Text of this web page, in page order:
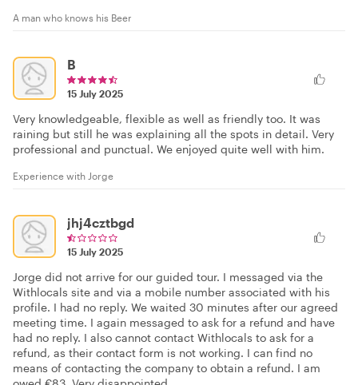
A man who knows his Beer
B
15 July 2025
Very knowledgeable, flexible as well as friendly too. It was
raining but still he was explaining all the spots in detail. Very
professional and punctual. We enjoyed quite well with him.
Experience with Jorge
jhj4cztbgd
15 July 2025
Jorge did not arrive for our guided tour. I messaged via the
Withlocals site and via a mobile number associated with his
profile. I had no reply. We waited 30 minutes after our agreed
meeting time. I again messaged to ask for a refund and have
had no reply. I also cannot contact Withlocals to ask for a
refund, as their contact form is not working. I can find no
means of contacting the company to obtain a refund. I am